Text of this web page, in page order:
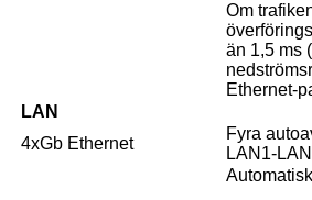
Om
än 1,5 ms
Ethernet-
LAN
4xGb Ethernet
Fyra
LAN1-